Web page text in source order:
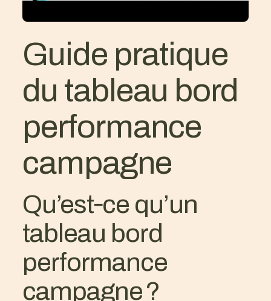
Guide pratique
du tableau bord
performance
campagne
Qu’est‑ce qu’un
tableau bord
performance
campagne ?